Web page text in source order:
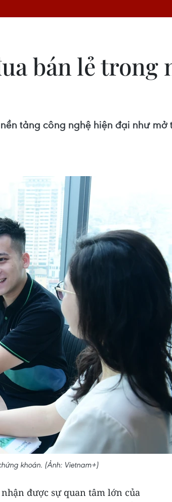
bán lẻ trong
tảng công nghệ hiện đại như
khoán. (Ảnh: Vietnam+)
được sự quan tâm lớn của